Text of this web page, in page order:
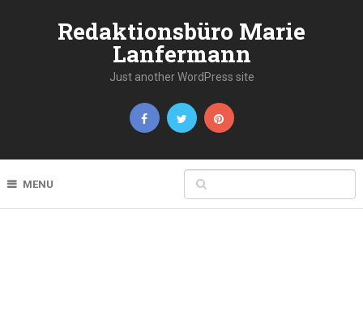
Redaktionsbüro Marie
Lanfermann
Just another WordPress site
MENU